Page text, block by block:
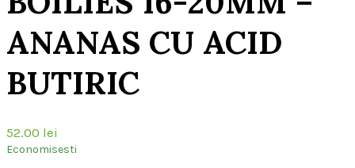
ANANAS CU ACID
BUTIRIC
52.00 lei
Economisesti